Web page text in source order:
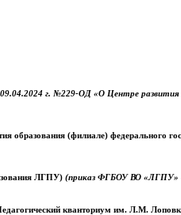
г. №229-ОД «О Центре развития
образования (филиале) федерального
ЛГПУ) (приказ ФГБОУ ВО «ЛГПУ»
кванториум им. Л.М.